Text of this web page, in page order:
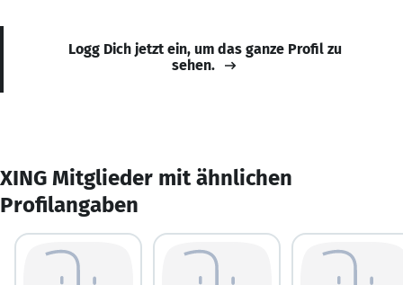
Logg Dich jetzt ein, um das ganze Profil zu
sehen.
XING Mitglieder mit ähnlichen
Profilangaben